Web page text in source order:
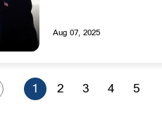
Aug 07, 2025
1 2 3 4 5